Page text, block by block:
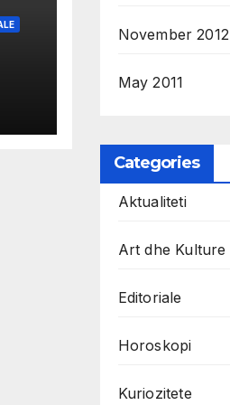
November 2012
May 2011
Categories
Aktualiteti
Art dhe Kulture
Editoriale
Horoskopi
Kuriozitete